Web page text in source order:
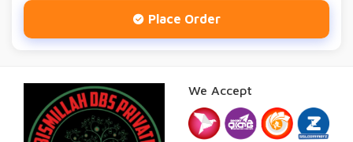
Place Order
We Accept